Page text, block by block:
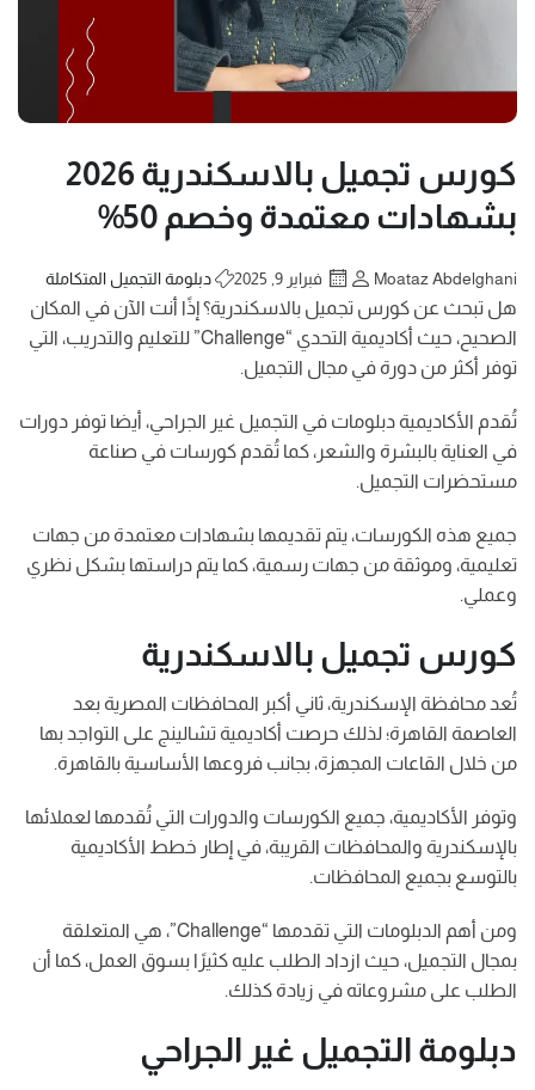
كورس تجميل بالاسكندرية 2026
بشهادات معتمدة وخصم 50%
Moataz Abdelghani فبراير 9, 2025 دبلومة التجميل المتكاملة
هل تبحث عن كورس تجميل بالاسكندرية؟ إذًا أنت الآن في المكان
الصحيح، حيث أكاديمية التحدي “Challenge” للتعليم والتدريب، التي
توفر أكثر من دورة في مجال التجميل.
تُقدم الأكاديمية دبلومات في التجميل غير الجراحي، أيضا توفر دورات
في العناية بالبشرة والشعر، كما تُقدم كورسات في صناعة
مستحضرات التجميل.
جميع هذه الكورسات، يتم تقديمها بشهادات معتمدة من جهات
تعليمية، وموثقة من جهات رسمية، كما يتم دراستها بشكل نظري
وعملي.
كورس تجميل بالاسكندرية
تُعد محافظة الإسكندرية، ثاني أكبر المحافظات المصرية بعد
العاصمة القاهرة؛ لذلك حرصت أكاديمية تشالينج على التواجد بها
من خلال القاعات المجهزة، بجانب فروعها الأساسية بالقاهرة.
وتوفر الأكاديمية، جميع الكورسات والدورات التي تُقدمها لعملائها
بالإسكندرية والمحافظات القريبة، في إطار خطط الأكاديمية
بالتوسع بجميع المحافظات.
ومن أهم الدبلومات التي تقدمها “Challenge”، هي المتعلقة
بمجال التجميل، حيث ازداد الطلب عليه كثيرًا بسوق العمل، كما أن
الطلب على مشروعاته في زيادة كذلك.
دبلومة التجميل غير الجراحي